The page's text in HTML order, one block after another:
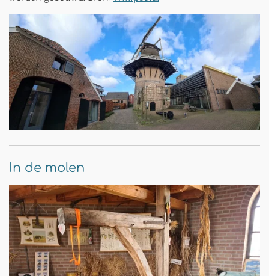
In de molen